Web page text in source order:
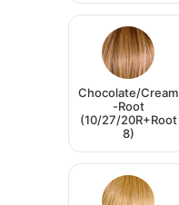
Chocolate/Cream
-Root
(10/27/20R+Root
8)